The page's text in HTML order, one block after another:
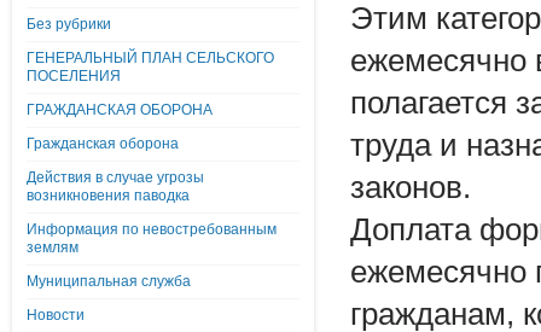
Без рубрики
ГЕНЕРАЛЬНЫЙ ПЛАН СЕЛЬСКОГО
ПОСЕЛЕНИЯ
ГРАЖДАНСКАЯ ОБОРОНА
Гражданская оборона
Действия в случае угрозы
возникновения паводка
Информация по невостребованным
землям
Муниципальная служба
Новости
Этим
ежемесячно
полагается
труда и
законов.
Доплата
ежемесячно
гражданам,